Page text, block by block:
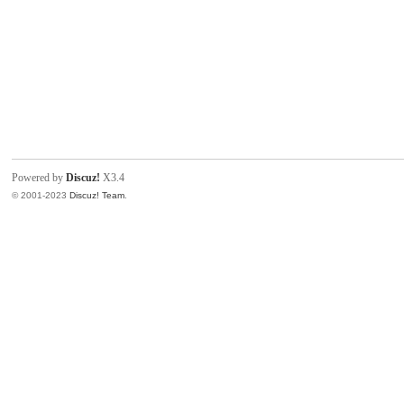
Powered byDiscuz! X3.4
© 2001-2023Discuz! Team